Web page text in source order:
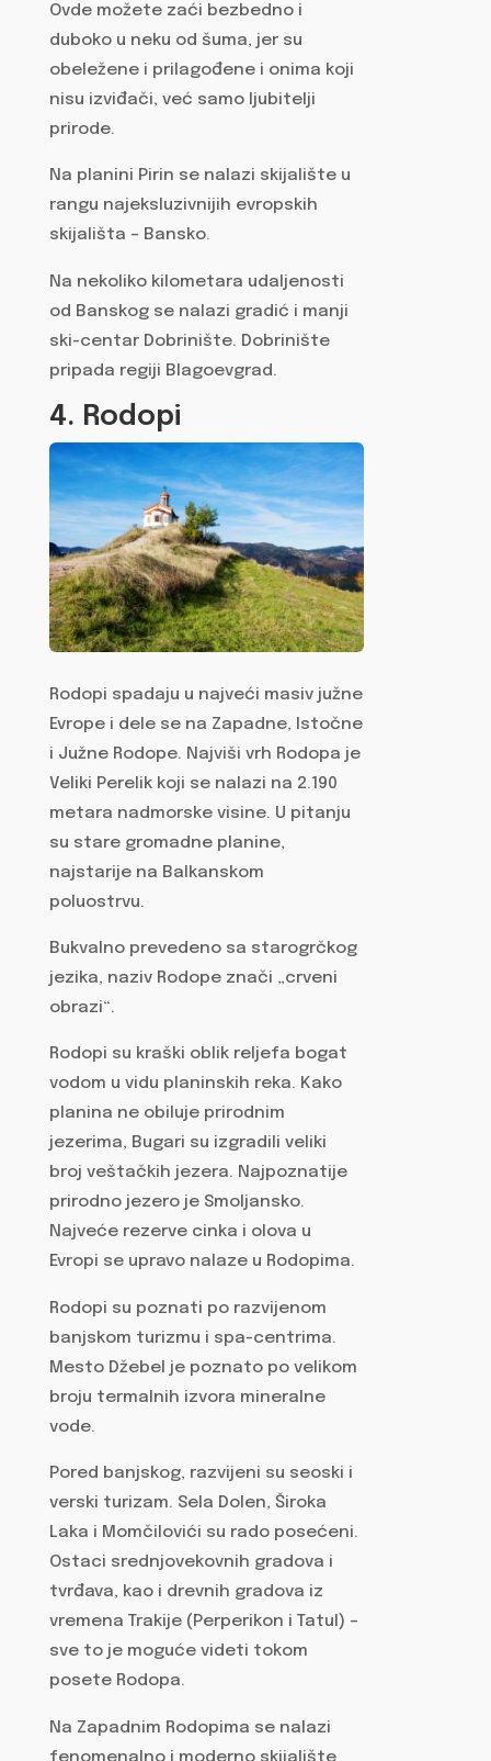
Ovde možete zaći bezbedno i
duboko u neku od šuma, jer su
obeležene i prilagođene i onima koji
nisu izviđači, već samo ljubitelji
prirode.
Na planini Pirin se nalazi skijalište u
rangu najeksluzivnijih evropskih
skijališta – Bansko.
Na nekoliko kilometara udaljenosti
od Banskog se nalazi gradić i manji
ski-centar Dobrinište. Dobrinište
pripada regiji Blagoevgrad.
4. Rodopi
Rodopi spadaju u najveći masiv južne
Evrope i dele se na Zapadne, Istočne
i Južne Rodope. Najviši vrh Rodopa je
Veliki Perelik koji se nalazi na 2.190
metara nadmorske visine. U pitanju
su stare gromadne planine,
najstarije na Balkanskom
poluostrvu.
Bukvalno prevedeno sa starogrčkog
jezika, naziv Rodope znači „crveni
obrazi“.
Rodopi su kraški oblik reljefa bogat
vodom u vidu planinskih reka. Kako
planina ne obiluje prirodnim
jezerima, Bugari su izgradili veliki
broj veštačkih jezera. Najpoznatije
prirodno jezero je Smoljansko.
Najveće rezerve cinka i olova u
Evropi se upravo nalaze u Rodopima.
Rodopi su poznati po razvijenom
banjskom turizmu i spa-centrima.
Mesto Džebel je poznato po velikom
broju termalnih izvora mineralne
vode.
Pored banjskog, razvijeni su seoski i
verski turizam. Sela Dolen, Široka
Laka i Momčilovići su rado posećeni.
Ostaci srednjovekovnih gradova i
tvrđava, kao i drevnih gradova iz
vremena Trakije (Perperikon i Tatul) –
sve to je moguće videti tokom
posete Rodopa.
Na Zapadnim Rodopima se nalazi
fenomenalno i moderno skijalište